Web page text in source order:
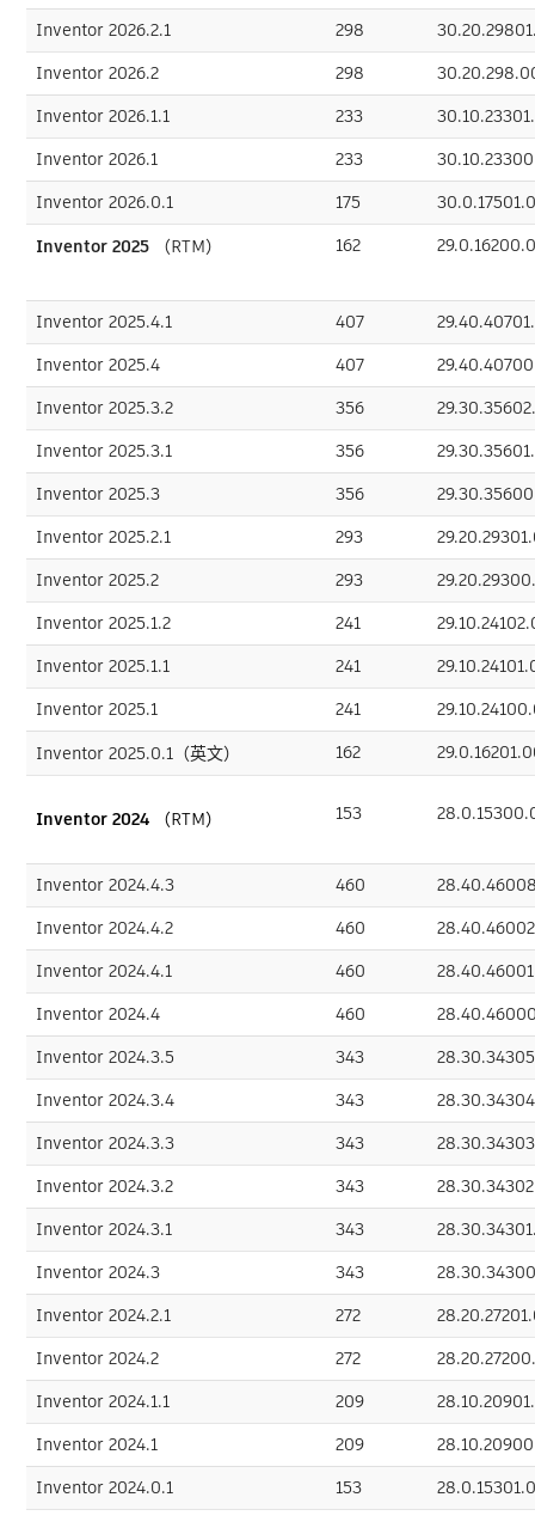
Inventor 2026.2.1
298
Inventor 2026.2
298
Inventor 2026.1.1
233
Inventor 2026.1
233
Inventor 2026.0.1
175
Inventor 2025 （RTM） 162
Inventor 2025.4.1 407
Inventor 2025.4
407
Inventor 2025.3.2
356
Inventor 2025.3.1
356
Inventor 2025.3
356
Inventor 2025.2.1
293
Inventor 2025.2
293
Inventor 2025.1.2
241
Inventor 2025.1.1
241
Inventor 2025.1
241
Inventor 2025.0.1（英文）
162
Inventor 2024 （RTM） 153
Inventor 2024.4.3 460
Inventor 2024.4.2
460
Inventor 2024.4.1
460
Inventor 2024.4
460
Inventor 2024.3.5
343
Inventor 2024.3.4
343
Inventor 2024.3.3
343
Inventor 2024.3.2
343
Inventor 2024.3.1
343
Inventor 2024.3
343
Inventor 2024.2.1
272
Inventor 2024.2
272
Inventor 2024.1.1
209
Inventor 2024.1
209
Inventor 2024.0.1
153